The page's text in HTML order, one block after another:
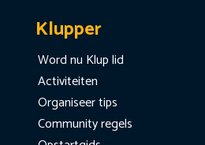
Klupper
Word nu Klup lid
Activiteiten
Organiseer tips
Community regels